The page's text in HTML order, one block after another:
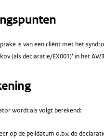
is van een cliënt met het
(als declaratie/EX001)’ in het
wordt als volgt berekend:
op de peildatum o.b.v. de